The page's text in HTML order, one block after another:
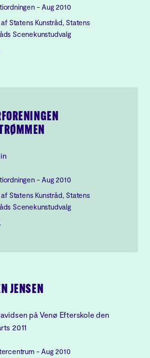
- Aug 2010
Statens Kunstråd, Statens
Scenekunstudvalg
- Aug 2010
Statens Kunstråd, Statens
Scenekunstudvalg
JENSEN
på Venø Efterskole den
2011
- Aug 2010